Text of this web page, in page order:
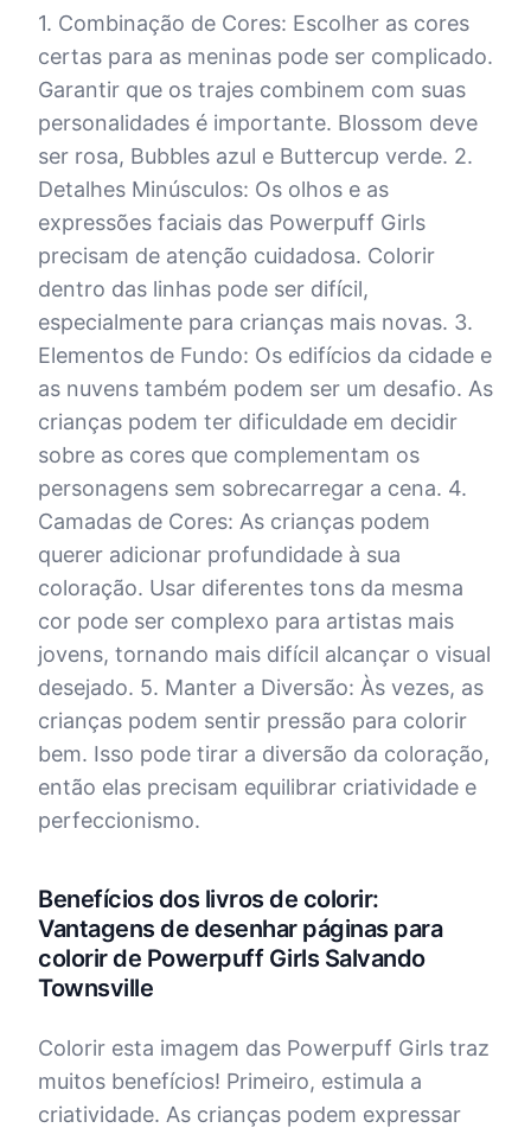
1. Combinação de Cores: Escolher as cores
certas para as meninas pode ser complicado.
Garantir que os trajes combinem com suas
personalidades é importante. Blossom deve
ser rosa, Bubbles azul e Buttercup verde. 2.
Detalhes Minúsculos: Os olhos e as
expressões faciais das Powerpuff Girls
precisam de atenção cuidadosa. Colorir
dentro das linhas pode ser difícil,
especialmente para crianças mais novas. 3.
Elementos de Fundo: Os edifícios da cidade e
as nuvens também podem ser um desafio. As
crianças podem ter dificuldade em decidir
sobre as cores que complementam os
personagens sem sobrecarregar a cena. 4.
Camadas de Cores: As crianças podem
querer adicionar profundidade à sua
coloração. Usar diferentes tons da mesma
cor pode ser complexo para artistas mais
jovens, tornando mais difícil alcançar o visual
desejado. 5. Manter a Diversão: Às vezes, as
crianças podem sentir pressão para colorir
bem. Isso pode tirar a diversão da coloração,
então elas precisam equilibrar criatividade e
perfeccionismo.
Benefícios dos livros de colorir:
Vantagens de desenhar páginas para
colorir de Powerpuff Girls Salvando
Townsville
Colorir esta imagem das Powerpuff Girls traz
muitos benefícios! Primeiro, estimula a
criatividade. As crianças podem expressar